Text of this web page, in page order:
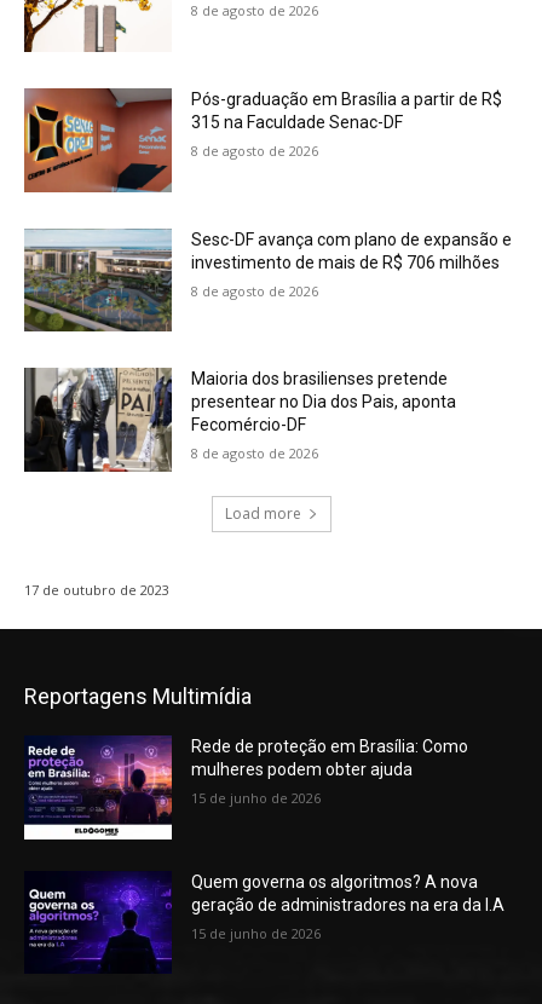
8 de agosto de 2026
Pós-graduação em Brasília a partir de R$
315 na Faculdade Senac-DF
8 de agosto de 2026
Sesc-DF avança com plano de expansão e
investimento de mais de R$ 706 milhões
8 de agosto de 2026
Maioria dos brasilienses pretende
presentear no Dia dos Pais, aponta
Fecomércio-DF
8 de agosto de 2026
Load more
17 de outubro de 2023
Reportagens Multimídia
Rede de proteção em Brasília: Como
mulheres podem obter ajuda
15 de junho de 2026
Quem governa os algoritmos? A nova
geração de administradores na era da I.A
15 de junho de 2026